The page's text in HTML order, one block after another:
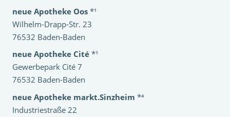
neue Apotheke Oos *¹
Wilhelm-Drapp-Str. 23
76532 Baden-Baden
neue Apotheke Cité *¹
Gewerbepark Cité 7
76532 Baden-Baden
neue Apotheke markt.Sinzheim *⁴
Industriestraße 22